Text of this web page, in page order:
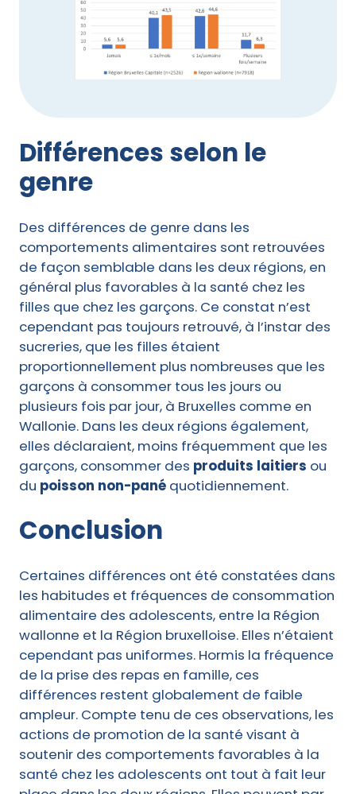
Différences selon le
genre
Des différences de genre dans les
comportements alimentaires sont retrouvées
de façon semblable dans les deux régions, en
général plus favorables à la santé chez les
filles que chez les garçons. Ce constat n’est
cependant pas toujours retrouvé, à l’instar des
sucreries, que les filles étaient
proportionnellement plus nombreuses que les
garçons à consommer tous les jours ou
plusieurs fois par jour, à Bruxelles comme en
Wallonie. Dans les deux régions également,
elles déclaraient, moins fréquemment que les
garçons, consommer des produits laitiers ou
du poisson non-pané quotidiennement.
Conclusion
Certaines différences ont été constatées dans
les habitudes et fréquences de consommation
alimentaire des adolescents, entre la Région
wallonne et la Région bruxelloise. Elles n’étaient
cependant pas uniformes. Hormis la fréquence
de la prise des repas en famille, ces
différences restent globalement de faible
ampleur. Compte tenu de ces observations, les
actions de promotion de la santé visant à
soutenir des comportements favorables à la
santé chez les adolescents ont tout à fait leur